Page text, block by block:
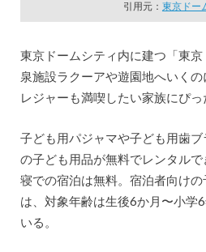
引用元： 東京ドー
東京ドームシティ内に建つ「東
泉施設ラクーアや遊園地へいく
レジャーも満喫したい家族にぴっ
子ども用パジャマや子ども用歯
の子ども用品が無料でレンタル
寝での宿泊は無料。宿泊者向け
は、対象年齢は生後6か月〜小学
いる。